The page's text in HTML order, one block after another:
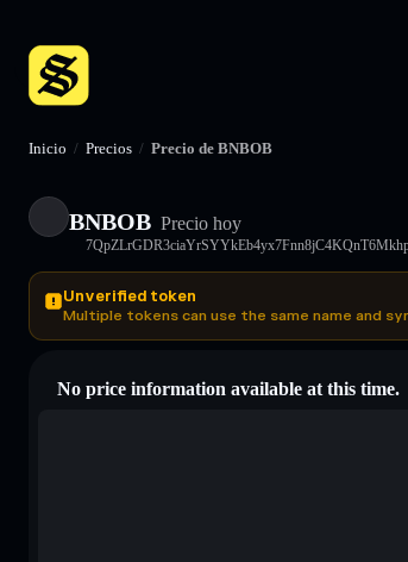
Inicio / Precios / Precio de BNBOB
BNBOB Precio hoy
Unverified token
Multiple tokens can use the same name and
No price information available at this time.